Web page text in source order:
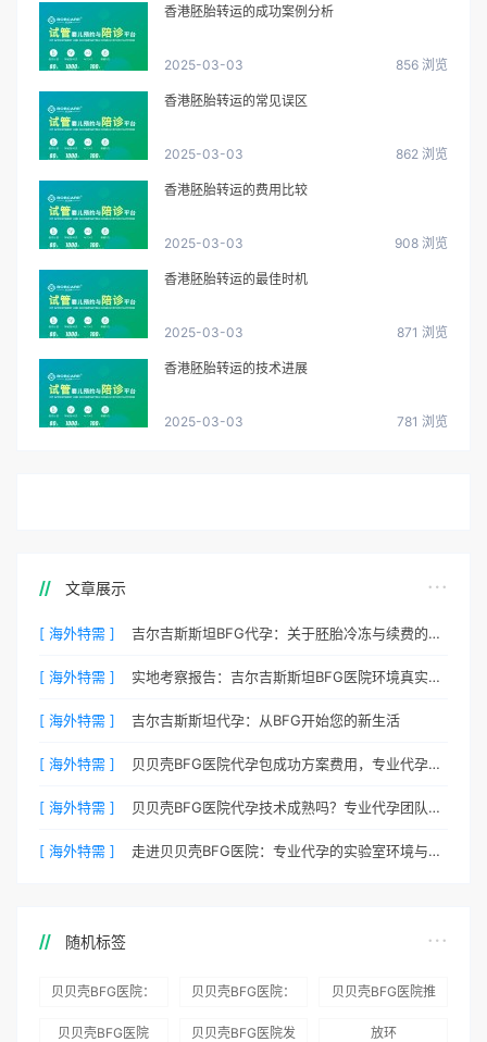
香港胚胎转运的成功案例分析
2025-03-03 856 浏览
香港胚胎转运的常见误区
2025-03-03 862 浏览
香港胚胎转运的费用比较
2025-03-03 908 浏览
香港胚胎转运的最佳时机
2025-03-03 871 浏览
香港胚胎转运的技术进展
2025-03-03 781 浏览
文章展示
[ 海外特需 ] 吉尔吉斯斯坦BFG代孕：关于胚胎冷冻与续费的说明
[ 海外特需 ] 实地考察报告：吉尔吉斯斯坦BFG医院环境真实记录
[ 海外特需 ] 吉尔吉斯斯坦代孕：从BFG开始您的新生活
[ 海外特需 ] 贝贝壳BFG医院代孕包成功方案费用，专业代孕首选
[ 海外特需 ] 贝贝壳BFG医院代孕技术成熟吗？专业代孕团队保驾护航
[ 海外特需 ] 走进贝贝壳BFG医院：专业代孕的实验室环境与操作流程
随机标签
贝贝壳BFG医院：
贝贝壳BFG医院：
贝贝壳BFG医院推
贝贝壳BFG医院
贝贝壳BFG医院发
放环